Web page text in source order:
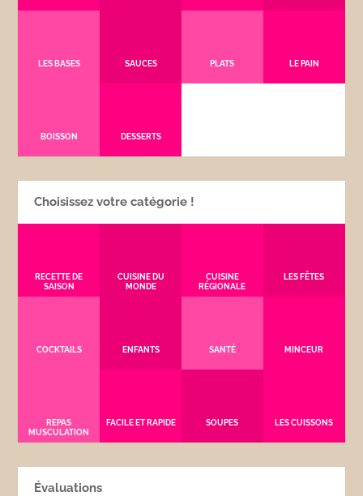
LES BASES SAUCES PLATS LE PAIN
BOISSON DESSERTS
Choisissez votre catégorie !
RECETTE DE
SAISON
CUISINE DU
MONDE
CUISINE
RÉGIONALE
LES FÊTES
COCKTAILS ENFANTS SANTÉ MINCEUR
REPAS
MUSCULATION
FACILE ET RAPIDE SOUPES LES CUISSONS
Évaluations